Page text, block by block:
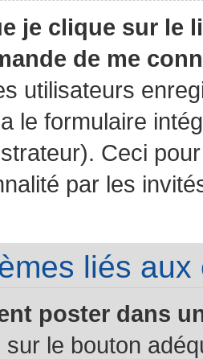
je clique sur le
de me
utilisateurs
le formulaire
Ceci
par les
liés
poster dans
sur le bouton